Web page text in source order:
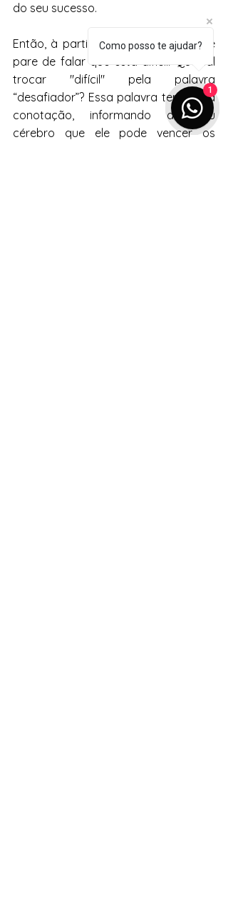
do seu sucesso.
Então, à partir de hoje planeje, aja e
pare de falar que está difícil. Que tal
trocar "difícil" pela palavra
“desafiador”? Essa palavra tem outra
conotação, informando ao seu
cérebro que ele pode vencer os
Como posso te ajudar?
1